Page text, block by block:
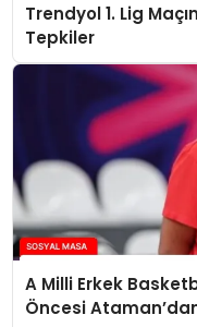
Trendyol 1. Lig
Tepkiler
A Milli Erkek
Öncesi